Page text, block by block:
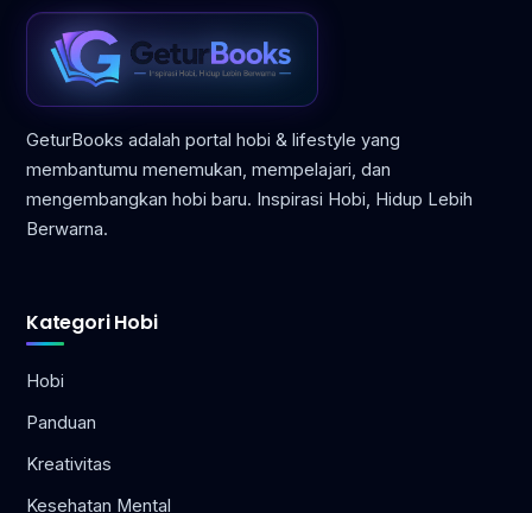
GeturBooks adalah portal hobi & lifestyle yang
membantumu menemukan, mempelajari, dan
mengembangkan hobi baru. Inspirasi Hobi, Hidup Lebih
Berwarna.
Kategori Hobi
Hobi
Panduan
Kreativitas
Kesehatan Mental